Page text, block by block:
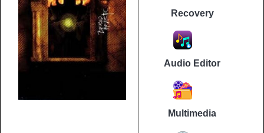
Recovery
Audio Editor
Multimedia